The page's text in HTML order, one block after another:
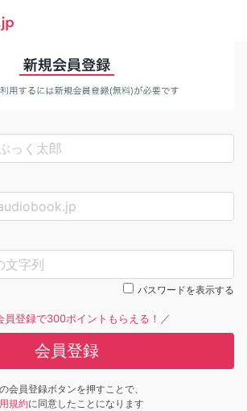
パスワードを表示する
員登録で300ポイントもらえる！／
会員登録
の会員登録ボタンを押すことで、
規約に同意したことになります